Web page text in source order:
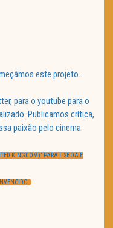
este projeto.
para o youtube para o
Publicamos crítica,
paixão pelo cinema.
KINGDOM)” PARA LISBOA E